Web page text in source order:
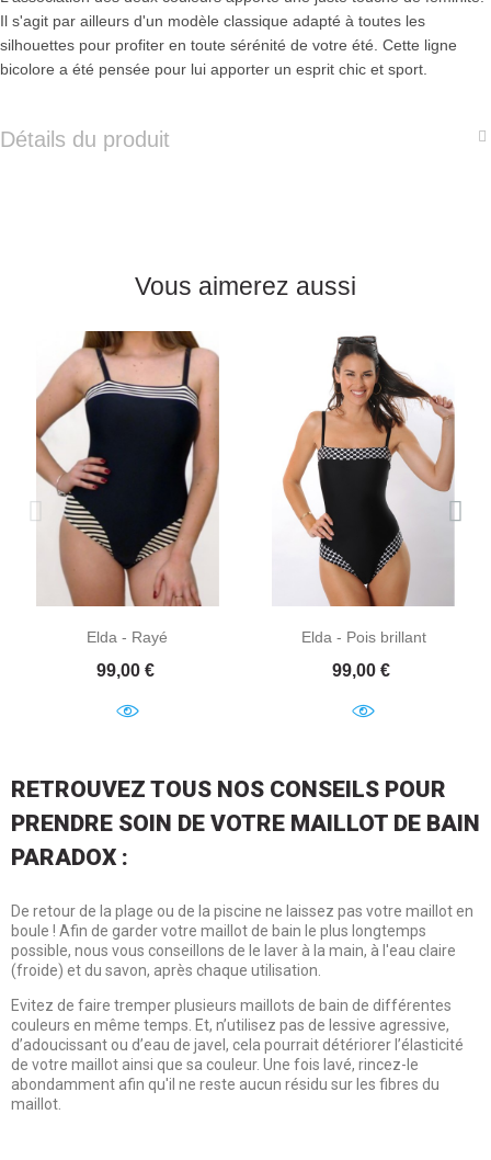
Il s'agit par ailleurs d'un modèle classique adapté à toutes les
silhouettes pour profiter en toute sérénité de votre été. Cette ligne
bicolore a été pensée pour lui apporter un esprit chic et sport.
Détails du produit
Vous aimerez aussi
Elda - Rayé
Prix
99,00 €
Elda - Pois brillant
Prix
99,00 €
RETROUVEZ TOUS NOS CONSEILS POUR
PRENDRE SOIN DE VOTRE MAILLOT DE BAIN
PARADOX :
De retour de la plage ou de la piscine ne laissez pas votre maillot en
boule ! Afin de garder votre maillot de bain le plus longtemps
possible, nous vous conseillons de le laver à la main, à l'eau claire
(froide) et du savon, après chaque utilisation.
Evitez de faire tremper plusieurs maillots de bain de différentes
couleurs en même temps. Et, n’utilisez pas de lessive agressive,
d’adoucissant ou d’eau de javel, cela pourrait détériorer l’élasticité
de votre maillot ainsi que sa couleur. Une fois lavé, rincez-le
abondamment afin qu'il ne reste aucun résidu sur les fibres du
maillot.